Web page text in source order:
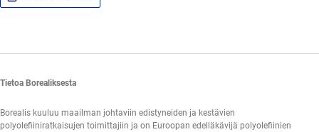
Tietoa Borealiksesta
Borealis kuuluu maailman johtaviin edistyneiden ja kestävien
polyolefiiniratkaisujen toimittajiin ja on Euroopan edelläkävijä polyolefiinien